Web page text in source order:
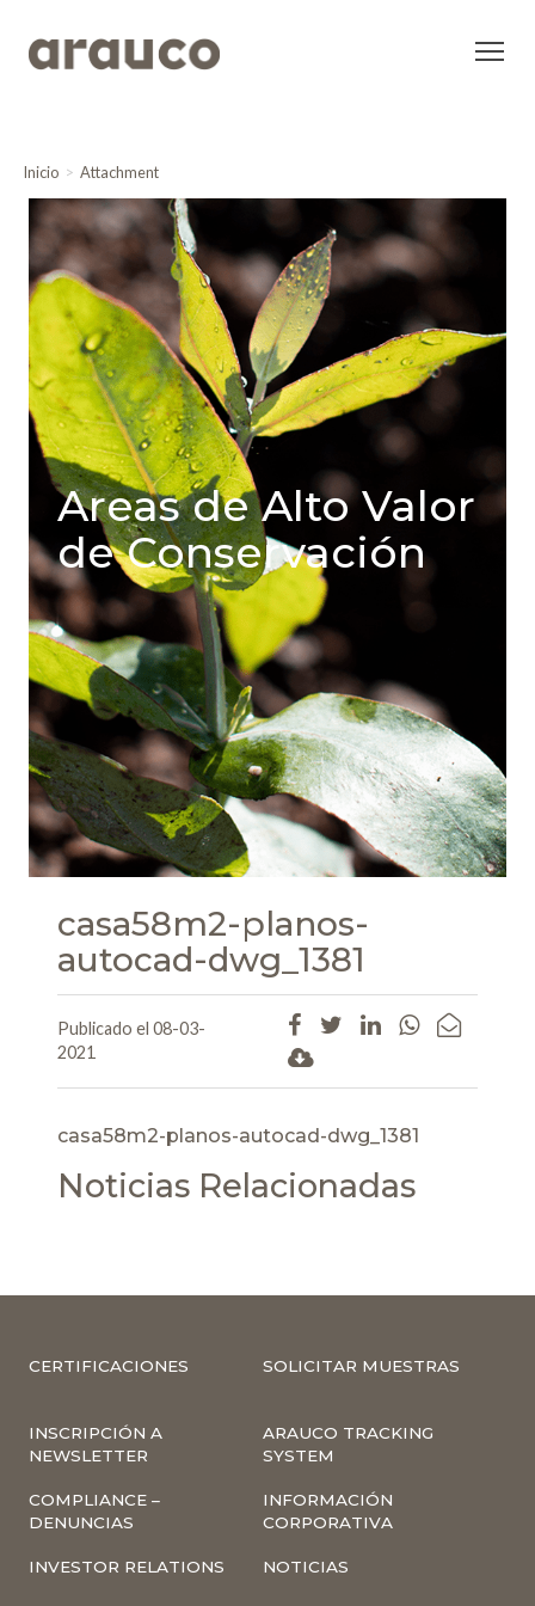
Inicio Attachment
Areas de Alto Valor
de Conservación
casa58m2-planos-
autocad-dwg_1381
Publicado el 08-03-
2021
casa58m2-planos-autocad-dwg_1381
Noticias Relacionadas
CERTIFICACIONES SOLICITAR MUESTRAS
INSCRIPCIÓN A
NEWSLETTER
ARAUCO TRACKING
SYSTEM
COMPLIANCE –
DENUNCIAS
INFORMACIÓN
CORPORATIVA
INVESTOR RELATIONS NOTICIAS